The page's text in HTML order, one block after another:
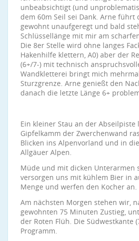
unbeabsichtigt (und
dem 60m Seil sei Dank. Arne führt
gewohnt unaufgeregt und bald
Schlüssellänge mit mir am
Die 8er Stelle wird ohne langes
Hakenhilfe klettern, A0) aber der
(6+/7-) mit technisch
Wandkletterei bringt mich
Sturzgrenze. Arne genießt den
danach die letzte Länge 6+
Ein kleiner Stau an der Abseilpiste
Gipfelkamm der Zwerchenwand
Blicken ins Alpenvorland und in
Allgäuer Alpen.
Müde und mit dicken Unterarmen
versorgen uns mit kühlem Bier in
Menge und werfen den Kocher an.
Am nächsten Morgen stehen wir,
gewohnten 75 Minuten Zustieg,
der Roten Flüh. Die Südwestkante
Programm.